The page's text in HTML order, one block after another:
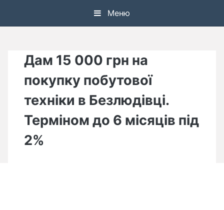
Меню
Дам 15 000 грн на
покупку побутової
техніки в Безлюдівці.
Терміном до 6 місяців під
2%